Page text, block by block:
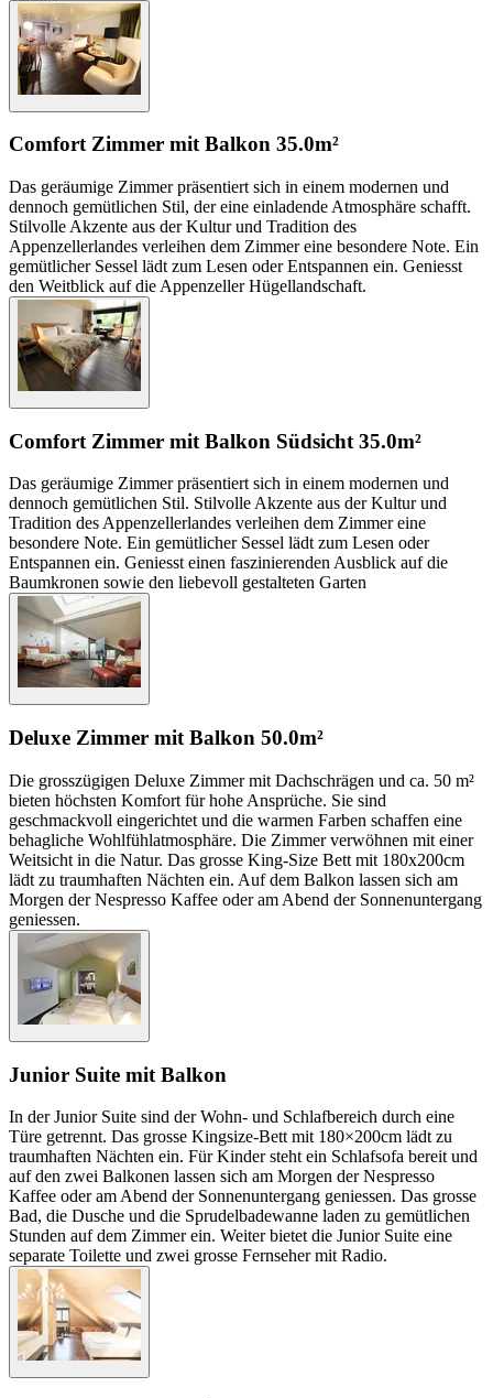
Comfort Zimmer mit Balkon 35.0m²
Das geräumige Zimmer präsentiert sich in einem modernen und
dennoch gemütlichen Stil, der eine einladende Atmosphäre schafft.
Stilvolle Akzente aus der Kultur und Tradition des
Appenzellerlandes verleihen dem Zimmer eine besondere Note. Ein
gemütlicher Sessel lädt zum Lesen oder Entspannen ein. Geniesst
den Weitblick auf die Appenzeller Hügellandschaft.
Comfort Zimmer mit Balkon Südsicht 35.0m²
Das geräumige Zimmer präsentiert sich in einem modernen und
dennoch gemütlichen Stil. Stilvolle Akzente aus der Kultur und
Tradition des Appenzellerlandes verleihen dem Zimmer eine
besondere Note. Ein gemütlicher Sessel lädt zum Lesen oder
Entspannen ein. Geniesst einen faszinierenden Ausblick auf die
Baumkronen sowie den liebevoll gestalteten Garten
Deluxe Zimmer mit Balkon 50.0m²
Die grosszügigen Deluxe Zimmer mit Dachschrägen und ca. 50 m²
bieten höchsten Komfort für hohe Ansprüche. Sie sind
geschmackvoll eingerichtet und die warmen Farben schaffen eine
behagliche Wohlfühlatmosphäre. Die Zimmer verwöhnen mit einer
Weitsicht in die Natur. Das grosse King-Size Bett mit 180x200cm
lädt zu traumhaften Nächten ein. Auf dem Balkon lassen sich am
Morgen der Nespresso Kaffee oder am Abend der Sonnenuntergang
geniessen.
Junior Suite mit Balkon
In der Junior Suite sind der Wohn- und Schlafbereich durch eine
Türe getrennt. Das grosse Kingsize-Bett mit 180×200cm lädt zu
traumhaften Nächten ein. Für Kinder steht ein Schlafsofa bereit und
auf den zwei Balkonen lassen sich am Morgen der Nespresso
Kaffee oder am Abend der Sonnenuntergang geniessen. Das grosse
Bad, die Dusche und die Sprudelbadewanne laden zu gemütlichen
Stunden auf dem Zimmer ein. Weiter bietet die Junior Suite eine
separate Toilette und zwei grosse Fernseher mit Radio.